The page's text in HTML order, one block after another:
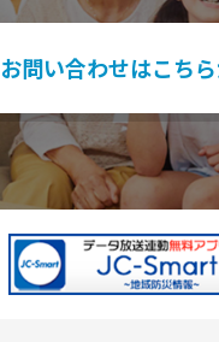
お問い合わせはこち